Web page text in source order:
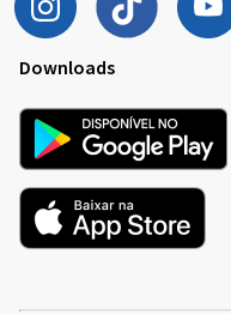
Downloads